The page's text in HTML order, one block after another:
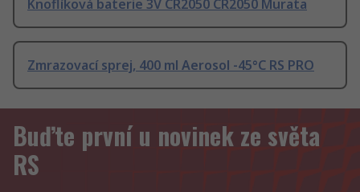
Knoflíková baterie 3V CR2050 CR2050 Murata
Zmrazovací sprej, 400 ml Aerosol -45°C RS PRO
Buďte první u novinek ze světa
RS